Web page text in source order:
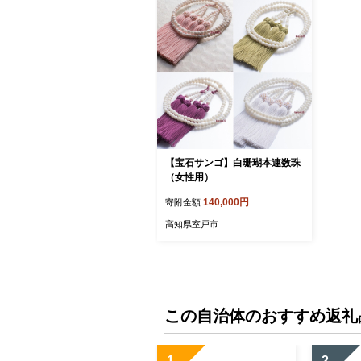
【宝石サンゴ】白珊瑚本連数珠
（女性用）
寄附金額 140,000円
高知県室戸市
この自治体のおすすめ返